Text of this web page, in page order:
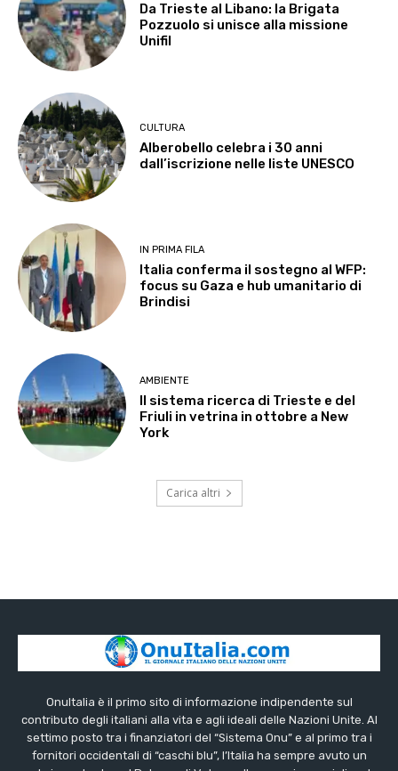
Da Trieste al Libano: la Brigata
Pozzuolo si unisce alla missione
Unifil
CULTURA
Alberobello celebra i 30 anni
dall’iscrizione nelle liste UNESCO
IN PRIMA FILA
Italia conferma il sostegno al WFP:
focus su Gaza e hub umanitario di
Brindisi
AMBIENTE
Il sistema ricerca di Trieste e del
Friuli in vetrina in ottobre a New
York
Carica altri
OnuItalia è il primo sito di informazione indipendente sul
contributo degli italiani alla vita e agli ideali delle Nazioni Unite. Al
settimo posto tra i finanziatori del “Sistema Onu” e al primo tra i
fornitori occidentali di “caschi blu”, l’Italia ha sempre avuto un